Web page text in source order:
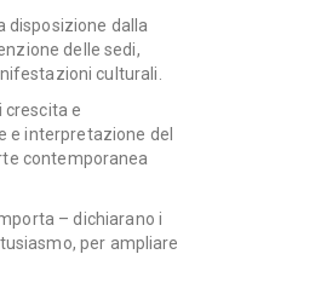
disposizione dalla
delle sedi,
culturali.
crescita e
e interpretazione del
contemporanea
– dichiarano i
per ampliare